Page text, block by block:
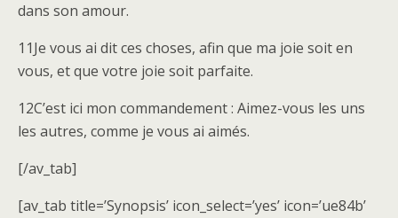
dans son amour.
11Je vous ai dit ces choses, afin que ma joie soit en
vous, et que votre joie soit parfaite.
12C’est ici mon commandement : Aimez-vous les uns
les autres, comme je vous ai aimés.
[/av_tab]
[av_tab title=’Synopsis’ icon_select=’yes’ icon=’ue84b’